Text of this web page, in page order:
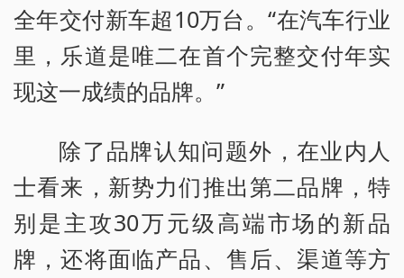
全年交付新车超10万台。“在汽车行业
里，乐道是唯二在首个完整交付年实
现这一成绩的品牌。”
除了品牌认知问题外，在业内人
士看来，新势力们推出第二品牌，特
别是主攻30万元级高端市场的新品
牌，还将面临产品、售后、渠道等方